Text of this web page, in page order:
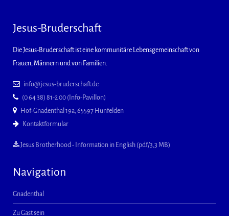
Jesus-Bruderschaft
Die Jesus-Bruderschaft ist eine kommunitäre Lebensgemeinschaft von
Frauen, Männern und von Familien.
info@jesus-bruderschaft.de
(0 64 38) 81-2 00 (Info-Pavillon)
Hof-Gnadenthal 19a, 65597 Hünfelden
Kontaktformular
Jesus Brotherhood - Information in English (pdf/3,3 MB)
Navigation
Gnadenthal
Zu Gast sein